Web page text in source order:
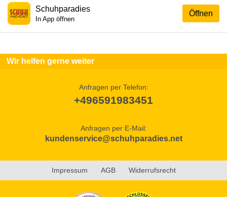
Öffnen
Schuhparadies
In App öffnen
Wir helfen gerne weiter
Anfragen per Telefon:
+496591983451
Anfragen per E-Mail:
kundenservice@schuhparadies.net
Impressum AGB Widerrufsrecht